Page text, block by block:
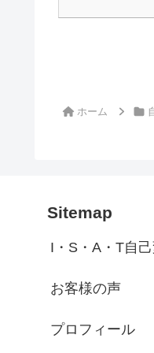
ホーム
Sitemap
I・S・A・T自
お客様の声
プロフィール